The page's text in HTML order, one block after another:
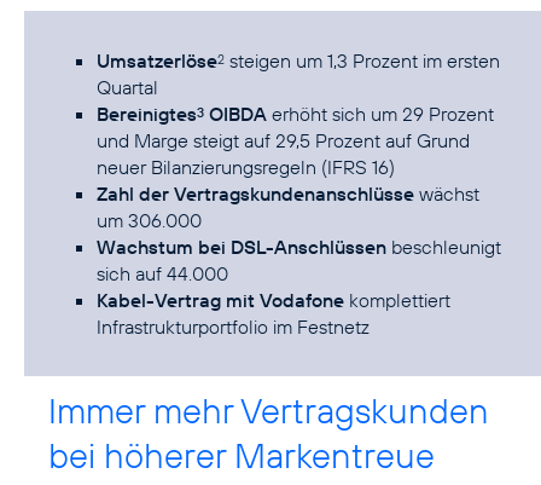
Umsatzerlöse2 steigen um 1,3 Prozent im ersten
Quartal
Bereinigtes3 OIBDA erhöht sich um 29 Prozent
und Marge steigt auf 29,5 Prozent auf Grund
neuer Bilanzierungsregeln (IFRS 16)
Zahl der Vertragskundenanschlüsse wächst
um 306.000
Wachstum bei DSL-Anschlüssen beschleunigt
sich auf 44.000
Kabel-Vertrag mit Vodafone komplettiert
Infrastrukturportfolio im Festnetz
Immer mehr Vertragskunden
bei höherer Markentreue